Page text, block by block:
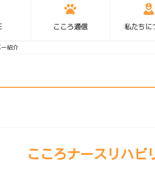
こころ通信 私たちに
ー紹介
こころナースリハビ